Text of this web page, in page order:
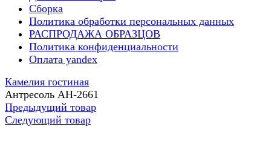
Сборка
Политика обработки персональных данных
РАСПРОДАЖА ОБРАЗЦОВ
Политика конфиденциальности
Оплата yandex
Камелия гостиная
Антресоль АН-2661
Предыдущий товар
Следующий товар